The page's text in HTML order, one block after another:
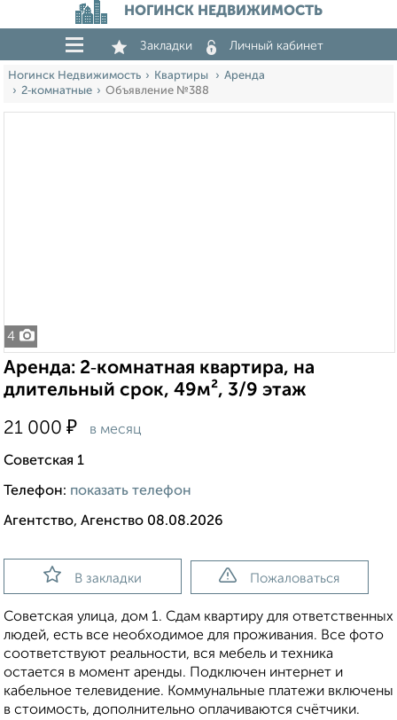
НОГИНСК НЕДВИЖИМОСТЬ
Закладки Личный кабинет
Ногинск Недвижимость Квартиры
Аренда
2‑комнатные
Объявление №388
4
Аренда: 2‑комнатная квартира, на
длительный срок, 49м², 3/9 этаж
21 000 ₽ в месяц
Советская 1
Телефон: показать телефон
Агентство, Агенство 08.08.2026
В закладки Пожаловаться
Советская улица, дом 1. Сдам квартиру для ответственных
людей, есть все необходимое для проживания. Все фото
соответствуют реальности, вся мебель и техника
остается в момент аренды. Подключен интернет и
кабельное телевидение. Коммунальные платежи включены
в стоимость, дополнительно оплачиваются счётчики.